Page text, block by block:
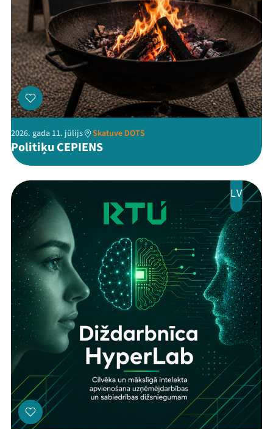
Viņi bija LAMPĀ 2026
Jaunumi
Ziedo
Veikals
Kontakti
ThreadsFacebookYoutube
X Instagram
Flick TikTok
2026. gada 11. jūlijs Skatuve DOTS
Politiķu CEPIENS
LV